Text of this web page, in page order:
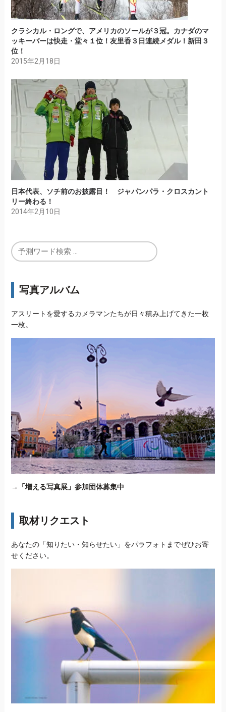
クラシカル・ロングで、アメリカのソールが３冠。カナダのマ
ッキーバーは快走・堂々１位！友里香３日連続メダル！新田３
位！
2015年2月18日
日本代表、ソチ前のお披露目！ ジャパンパラ・クロスカント
リー終わる！
2014年2月10日
写真アルバム
アスリートを愛するカメラマンたちが日々積み上げてきた一枚
一枚。
→ 「増える写真展」参加団体募集中
取材リクエスト
あなたの「知りたい・知らせたい」をパラフォトまでぜひお寄
せください。